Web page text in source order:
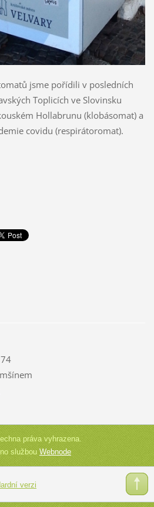
jsme pořídili v posledních
Toplicích ve Slovinsku
Hollabrunu (klobásomat) a
covidu (respirátoromat).
práva vyhrazena.
službouWebnode
verzi